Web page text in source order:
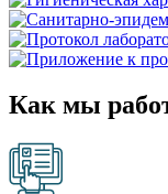
Как мы